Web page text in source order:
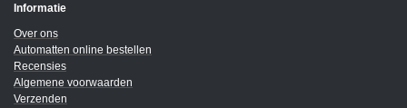
Informatie
Over ons
Automatten online bestellen
Recensies
Algemene voorwaarden
Verzenden